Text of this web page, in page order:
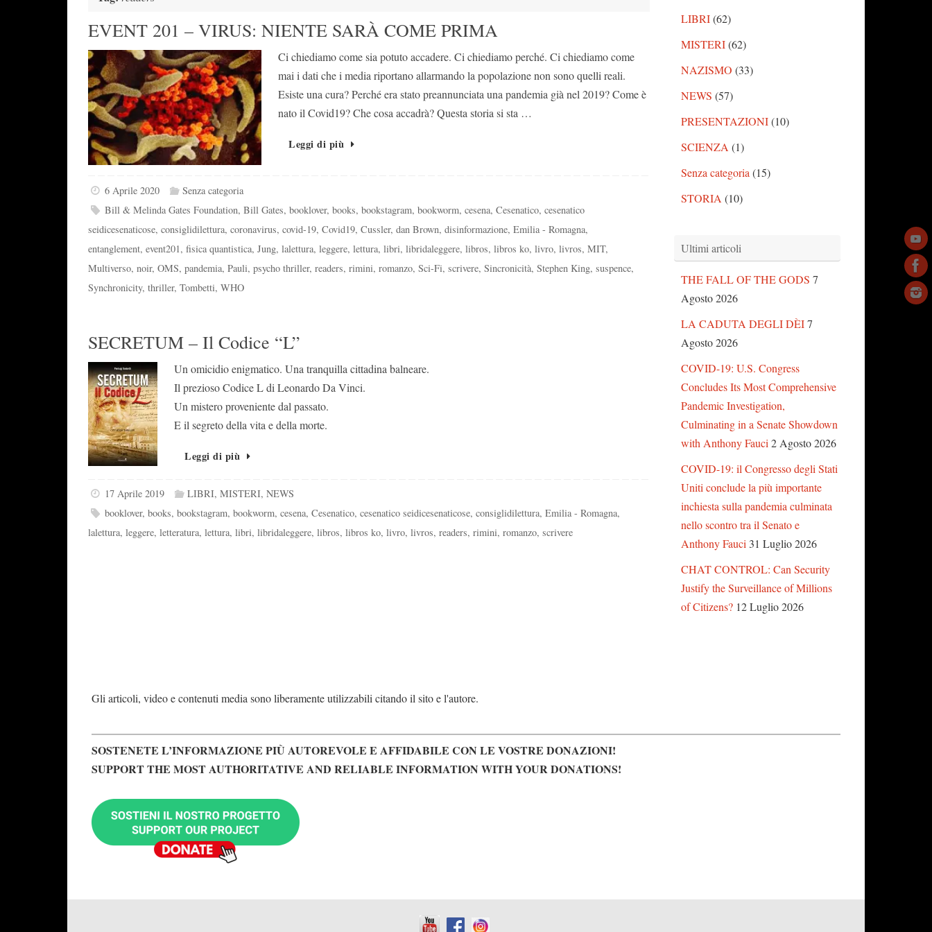
EVENT 201 – VIRUS: NIENTE SARÀ COME PRIMA
Ci chiediamo come sia potuto accadere. Ci chiediamo perché. Ci chiediamo come
mai i dati che i media riportano allarmando la popolazione non sono quelli reali.
Esiste una cura? Perché era stato preannunciata una pandemia già nel 2019? Come è
nato il Covid19? Che cosa accadrà? Questa storia si sta …
Leggi di più
6 Aprile 2020
Senza categoria
Bill & Melinda Gates Foundation,Bill Gates,booklover,books,bookstagram,bookworm,cesena,Cesenatico,cesenatico
seidicesenaticose, consiglidilettura, coronavirus, covid-19, Covid19, Cussler, dan Brown, disinformazione, Emilia - Romagna,
entanglement, event201, fisica quantistica, Jung, lalettura, leggere, lettura, libri, libridaleggere, libros, libros ko, livro, livros, MIT,
Multiverso, noir, OMS, pandemia, Pauli, psycho thriller, readers, rimini, romanzo, Sci-Fi, scrivere, Sincronicità, Stephen King, suspence,
Synchronicity, thriller, Tombetti, WHO
SECRETUM – Il Codice “L”
Un omicidio enigmatico. Una tranquilla cittadina balneare.
Il prezioso Codice L di Leonardo Da Vinci.
Un mistero proveniente dal passato.
E il segreto della vita e della morte.
Leggi di più
17 Aprile 2019 LIBRI, MISTERI, NEWS
booklover,books,bookstagram,bookworm,cesena,Cesenatico,cesenatico seidicesenaticose,consiglidilettura,Emilia - Romagna,
lalettura, leggere, letteratura, lettura, libri, libridaleggere, libros, libros ko, livro, livros, readers, rimini, romanzo, scrivere
LIBRI(62)
MISTERI(62)
NAZISMO (33)
NEWS (57)
PRESENTAZIONI(10)
SCIENZA (1)
Senza categoria (15)
STORIA (10)
Ultimi articoli
THE FALL OF THE GODS 7
Agosto 2026
LA CADUTA DEGLI DÈI7
Agosto 2026
COVID-19: U.S. Congress
Concludes Its Most Comprehensive
Pandemic Investigation,
Culminating in a Senate Showdown
with Anthony Fauci 2 Agosto 2026
COVID-19: il Congresso degli Stati
Uniti conclude la più importante
inchiesta sulla pandemia culminata
nello scontro tra il Senato e
Anthony Fauci 31 Luglio 2026
CHAT CONTROL: Can Security
Justify the Surveillance of Millions
of Citizens? 12 Luglio 2026
Gli articoli, video e contenuti media sono liberamente utilizzabili citando il sito e l'autore.
SOSTENETE L’INFORMAZIONE PIÙ AUTOREVOLE E AFFIDABILE CON LE VOSTRE DONAZIONI!
SUPPORT THE MOST AUTHORITATIVE AND RELIABLE INFORMATION WITH YOUR DONATIONS!